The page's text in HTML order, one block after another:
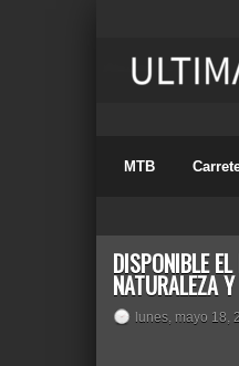
MTB
DISPONIBLE
NATURALEZA
lunes, mayo 18,